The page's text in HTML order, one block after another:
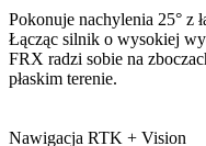
Pokonuje nachylenia 25° z
Łącząc silnik o wysokiej
FRX radzi sobie na
płaskim terenie.
Nawigacja RTK + Vision